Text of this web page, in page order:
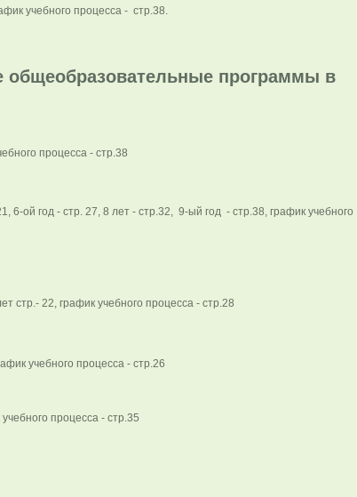
учебного процесса - стр.38.
программы в
процесса - стр.38
ой год - стр. 27, 8 лет - стр.32, 9-ый год - стр.38, график учебного
стр.- 22, график учебного процесса - стр.28
учебного процесса - стр.26
процесса - стр.35